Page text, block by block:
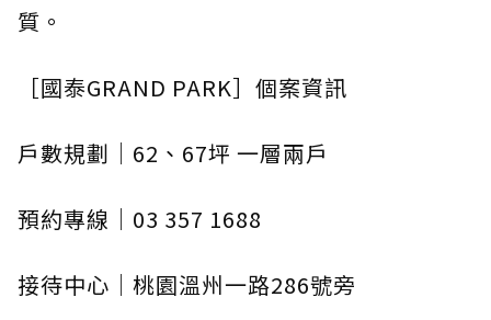
質。
［國泰GRAND PARK］個案資訊
戶數規劃｜62、67坪 一層兩戶
預約專線｜03 357 1688
接待中心｜桃園溫州一路286號旁